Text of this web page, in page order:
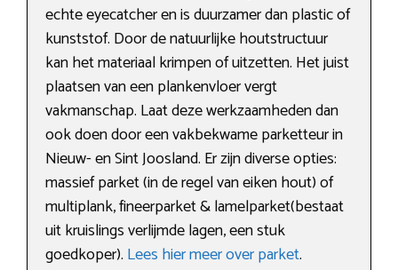
echte eyecatcher en is duurzamer dan plastic of
kunststof. Door de natuurlijke houtstructuur
kan het materiaal krimpen of uitzetten. Het juist
plaatsen van een plankenvloer vergt
vakmanschap. Laat deze werkzaamheden dan
ook doen door een vakbekwame parketteur in
Nieuw- en Sint Joosland. Er zijn diverse opties:
massief parket (in de regel van eiken hout) of
multiplank, fineerparket & lamelparket(bestaat
uit kruislings verlijmde lagen, een stuk
goedkoper). Lees hier meer over parket.